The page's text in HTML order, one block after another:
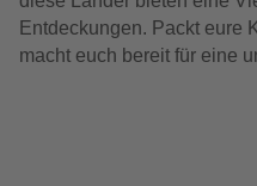
Entdeckungen. Packt eure
macht euch bereit für eine